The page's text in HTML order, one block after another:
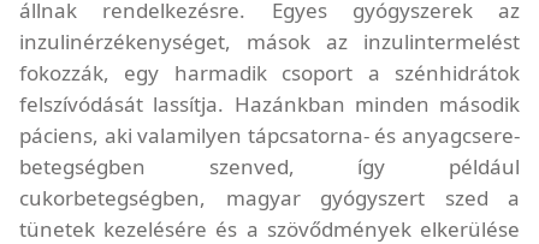
állnak rendelkezésre. Egyes gyógyszerek az
inzulinérzékenységet, mások az inzulintermelést
fokozzák, egy harmadik csoport a szénhidrátok
felszívódását lassítja. Hazánkban minden második
páciens, aki valamilyen tápcsatorna- és anyagcsere-
betegségben szenved, így például
cukorbetegségben, magyar gyógyszert szed a
tünetek kezelésére és a szövődmények elkerülése